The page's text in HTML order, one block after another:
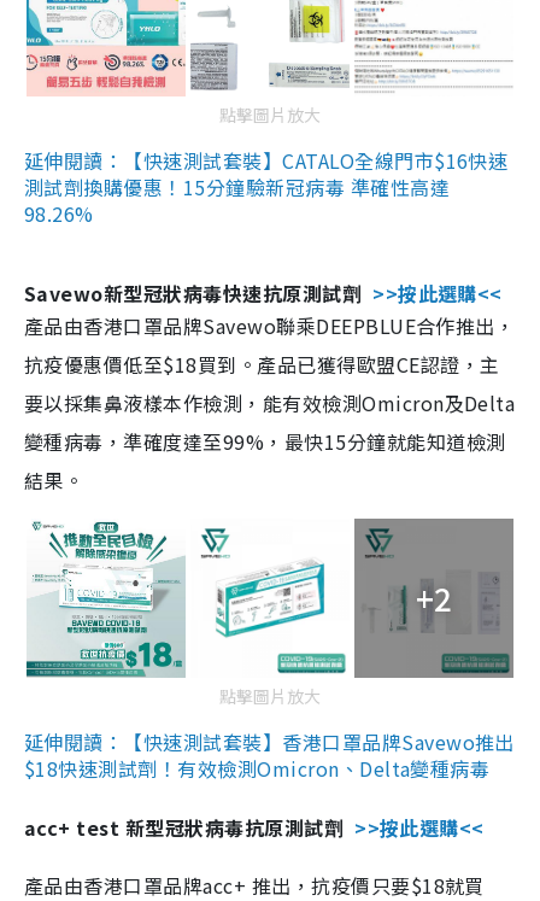
點擊圖片放大
延伸閱讀：【快速測試套裝】CATALO全線門市$16快速
測試劑換購優惠！15分鐘驗新冠病毒 準確性高達
98.26%
Savewo新型冠狀病毒快速抗原測試劑 >>按此選購<<
產品由香港口罩品牌Savewo聯乘DEEPBLUE合作推出，
抗疫優惠價低至$18買到。產品已獲得歐盟CE認證，主
要以採集鼻液樣本作檢測，能有效檢測Omicron及Delta
變種病毒，準確度達至99%，最快15分鐘就能知道檢測
結果。
+2
點擊圖片放大
延伸閱讀：【快速測試套裝】香港口罩品牌Savewo推出
$18快速測試劑！有效檢測Omicron、Delta變種病毒
acc+ test 新型冠狀病毒抗原測試劑 >>按此選購<<
產品由香港口罩品牌acc+ 推出，抗疫價只要$18就買